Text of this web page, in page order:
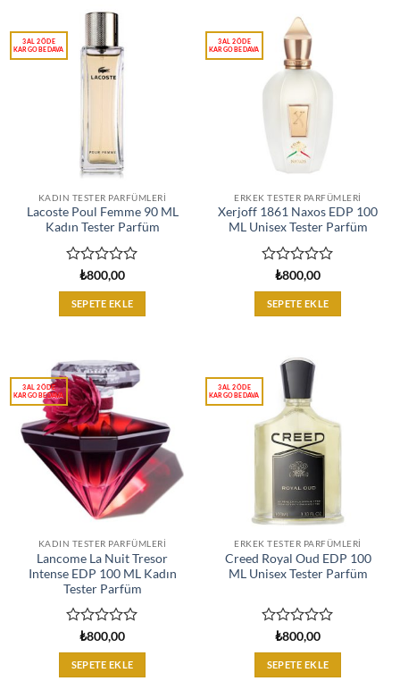
KADIN TESTER PARFÜMLERI
Lacoste Poul Femme 90 ML
Kadın Tester Parfüm
üzerinden
0
oy
₺800,00
SEPETE EKLE
ERKEK TESTER PARFÜMLERI
Xerjoff 1861 Naxos EDP 100
ML Unisex Tester Parfüm
üzerinden
0
oy
₺800,00
SEPETE EKLE
KADIN TESTER PARFÜMLERI
Lancome La Nuit Tresor
Intense EDP 100 ML Kadın
Tester Parfüm
üzerinden
0
₺800,00
SEPETE EKLE
ERKEK TESTER PARFÜMLERI
Creed Royal Oud EDP 100
ML Unisex Tester Parfüm
üzerinden
0
₺800,00
SEPETE EKLE